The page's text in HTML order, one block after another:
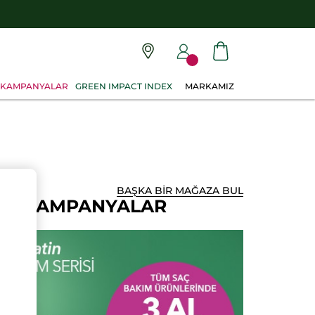
KAMPANYALAR GREEN IMPACT INDEX MARKAMIZ
BAŞKA BİR MAĞAZA BUL
KAMPANYALAR